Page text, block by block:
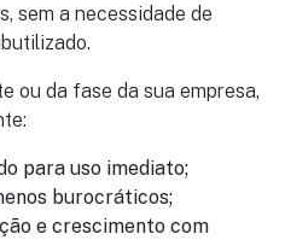
sem a necessidade de
ou da fase da sua empresa,
para uso imediato;
burocráticos;
e crescimento com